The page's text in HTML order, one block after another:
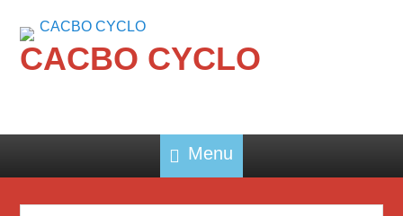
CACBO CYCLO
Menu